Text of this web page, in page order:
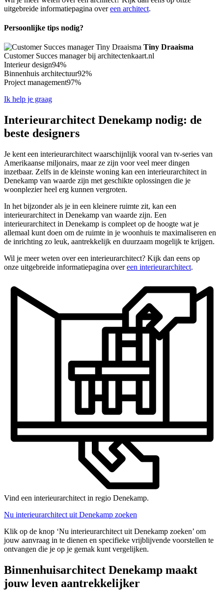
uitgebreide informatiepagina overeen architect.
Persoonlijke tips nodig?
Tiny Draaisma
Customer Succes manager bij architectenkaart.nl
Interieur design94%
Binnenhuis architectuur92%
Project management97%
Ik help je graag
Interieurarchitect Denekamp nodig: de
beste designers
Je kent een interieurarchitect waarschijnlijk vooral van tv-series van
Amerikaanse miljonairs, maar ze zijn voor veel meer dingen
inzetbaar. Zelfs in de kleinste woning kan een interieurarchitect in
Denekamp van waarde zijn met geschikte oplossingen die je
woonplezier heel erg kunnen vergroten.
In het bijzonder als je in een kleinere ruimte zit, kan een
interieurarchitect in Denekamp van waarde zijn. Een
interieurarchitect in Denekamp is compleet op de hoogte wat je
allemaal kunt doen om de ruimte in je woonhuis te maximaliseren en
de inrichting zo leuk, aantrekkelijk en duurzaam mogelijk te krijgen.
Wil je meer weten over een interieurarchitect? Kijk dan eens op
onze uitgebreide informatiepagina overeen interieurarchitect.
Vind een interieurarchitect in regio Denekamp.
Nu interieurarchitect uit Denekamp zoeken
Klik op de knop ‘Nu interieurarchitect uit Denekamp zoeken’ om
jouw aanvraag in te dienen en specifieke vrijblijvende voorstellen te
ontvangen die je op je gemak kunt vergelijken.
Binnenhuisarchitect Denekamp maakt
jouw leven aantrekkelijker